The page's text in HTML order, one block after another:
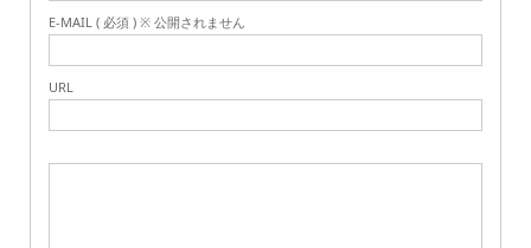
E-MAIL ( 必須 ) ※ 公開されません
URL